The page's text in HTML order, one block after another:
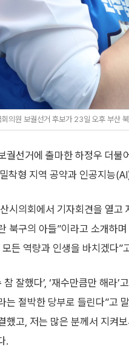
의원 보궐선거 후보가 23일 오후 부산
궐선거에 출마한 하정우 더
착형 지역 공약과 인공지능
시의회에서 기자회견을 열고
북구의 아들”이라고 소개하
든 역량과 인생을 바치겠다”
잘했다’, ‘재수만큼만 해라’
는 절박한 당부로 들린다”고
했고, 저는 많은 분께서 지켜
.